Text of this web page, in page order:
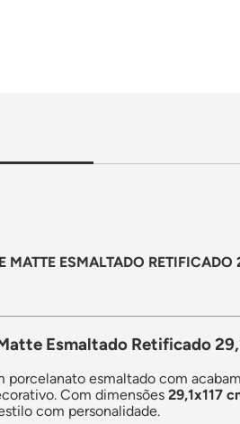
MATTE ESMALTADO RETIFICADO
Esmaltado Retificado
porcelanato esmaltado com
Com dimensões 29,1x117
com personalidade.